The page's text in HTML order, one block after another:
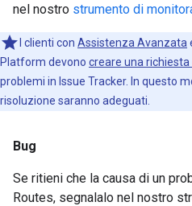
nel nostro strumento di
I clienti con Assistenza Avanzata
Platform devono creare una
problemi in Issue Tracker. In questo
risoluzione saranno adeguati.
Bug
Se ritieni che la causa di un
Routes, segnalalo nel nostro